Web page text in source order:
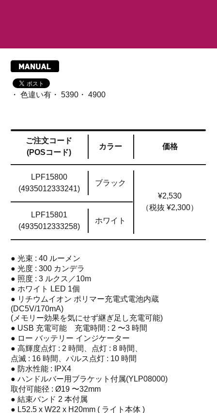
・ 色違い有・ 5390・ 4900
ご注文コード
(POSコード)
カラー 価格
LPF15800
(4935012333241)
ブラック
¥2,530
（税抜 ¥2,300）
LPF15801
(4935012333258)
ホワイト
● 光束 : 40 ルーメン
● 光度 : 300 カンデラ
● 照度 : 3 ルクス／10m
● ホワイト LED 1個
● リチウムイオン ポリマー充電式電池内蔵
(DC5V/170mA)
(メモリー効果を気にせず継ぎ足し充電可能)
● USB 充電可能 充電時間 : 2 〜3 時間
● ロー バッテリー インジケーター
● 高輝度点灯 : 2 時間、点灯 : 8 時間、
点滅 : 16 時間、パルス点灯 : 10 時間
● 防水性能 : IPX4
● ハンドルバー用ブラケット付属(YLP08000)
取付可能径 : Ø19 〜32mm
● 結束バンド 2 本付属
● L52.5 x W22 x H20mm ( ライト本体 )